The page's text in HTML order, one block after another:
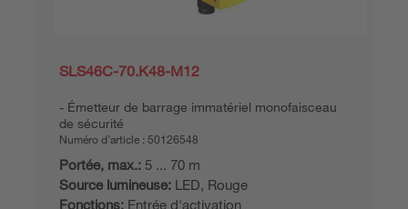
SLS46C-70.K48-M12
Émetteur de barrage immatériel monofaisceau
de sécurité
Numéro d’article : 50126548
Portée, max.: 5 ... 70 m
Source lumineuse: LED, Rouge
Fonctions: Entrée d'activation